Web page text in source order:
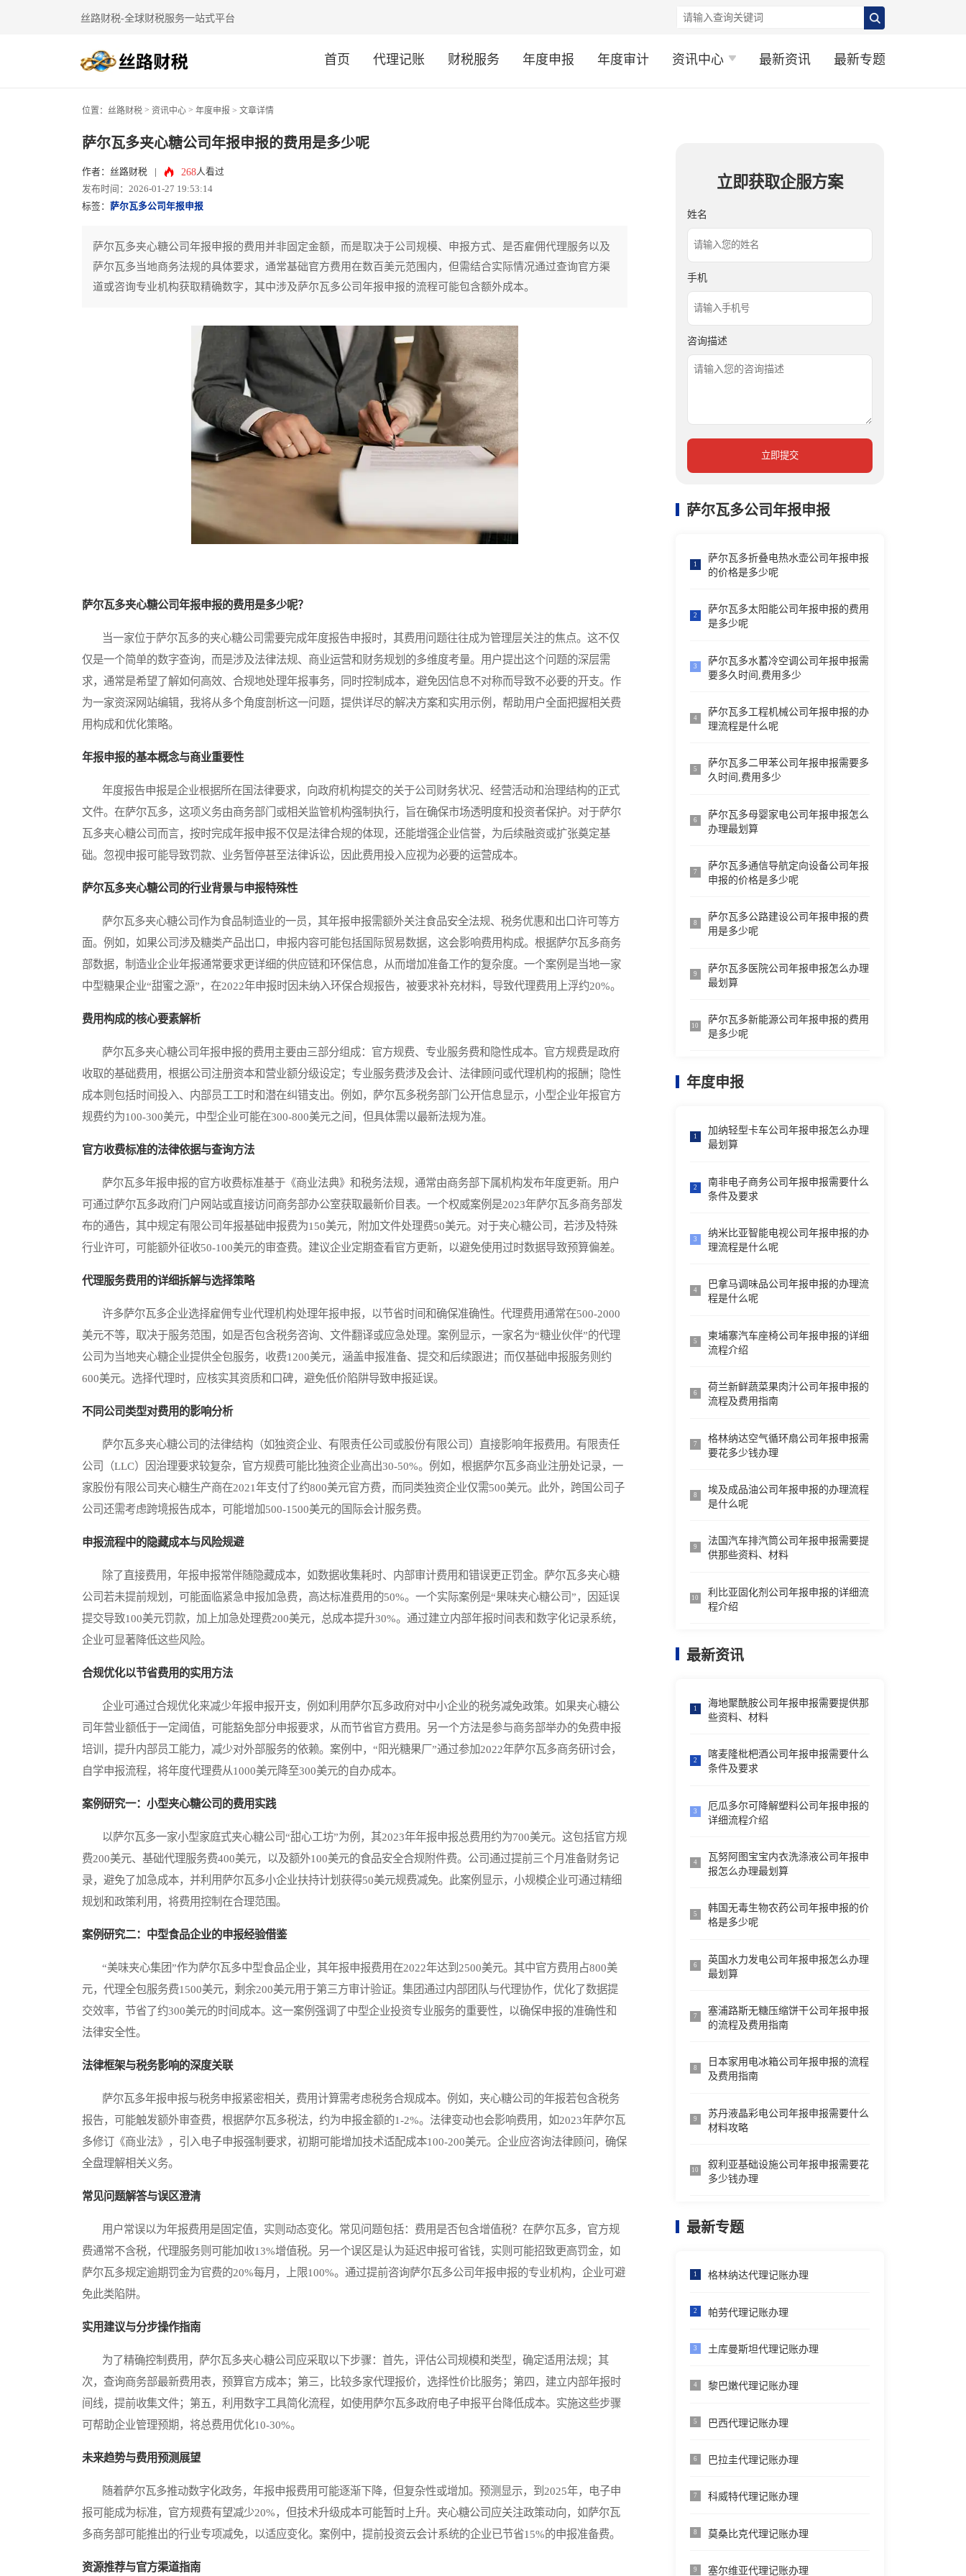
丝路财税-全球财税服务一站式平台
首页 代理记账 财税服务 年度申报 年度审计 资讯中心 最新资讯 最新专题
位置： 丝路财税 > 资讯中心 > 年度申报 > 文章详情
萨尔瓦多夹心糖公司年报申报的费用是多少呢
作者：丝路财税 268人看过
发布时间：2026-01-27 19:53:14
标签： 萨尔瓦多公司年报申报
萨尔瓦多夹心糖公司年报申报的费用并非固定金额，而是取决于公司规模、申报方式、是否雇佣代理服务以及
萨尔瓦多当地商务法规的具体要求，通常基础官方费用在数百美元范围内，但需结合实际情况通过查询官方渠
道或咨询专业机构获取精确数字，其中涉及萨尔瓦多公司年报申报的流程可能包含额外成本。
萨尔瓦多夹心糖公司年报申报的费用是多少呢？
当一家位于萨尔瓦多的夹心糖公司需要完成年度报告申报时，其费用问题往往成为管理层关注的焦点。这不仅
仅是一个简单的数字查询，而是涉及法律法规、商业运营和财务规划的多维度考量。用户提出这个问题的深层需
求，通常是希望了解如何高效、合规地处理年报事务，同时控制成本，避免因信息不对称而导致不必要的开支。作
为一家资深网站编辑，我将从多个角度剖析这一问题，提供详尽的解决方案和实用示例，帮助用户全面把握相关费
用构成和优化策略。
年报申报的基本概念与商业重要性
年度报告申报是企业根据所在国法律要求，向政府机构提交的关于公司财务状况、经营活动和治理结构的正式
文件。在萨尔瓦多，这项义务由商务部门或相关监管机构强制执行，旨在确保市场透明度和投资者保护。对于萨尔
瓦多夹心糖公司而言，按时完成年报申报不仅是法律合规的体现，还能增强企业信誉，为后续融资或扩张奠定基
础。忽视申报可能导致罚款、业务暂停甚至法律诉讼，因此费用投入应视为必要的运营成本。
萨尔瓦多夹心糖公司的行业背景与申报特殊性
萨尔瓦多夹心糖公司作为食品制造业的一员，其年报申报需额外关注食品安全法规、税务优惠和出口许可等方
面。例如，如果公司涉及糖类产品出口，申报内容可能包括国际贸易数据，这会影响费用构成。根据萨尔瓦多商务
部数据，制造业企业年报通常要求更详细的供应链和环保信息，从而增加准备工作的复杂度。一个案例是当地一家
中型糖果企业“甜蜜之源”，在2022年申报时因未纳入环保合规报告，被要求补充材料，导致代理费用上浮约20%。
费用构成的核心要素解析
萨尔瓦多夹心糖公司年报申报的费用主要由三部分组成：官方规费、专业服务费和隐性成本。官方规费是政府
收取的基础费用，根据公司注册资本和营业额分级设定；专业服务费涉及会计、法律顾问或代理机构的报酬；隐性
成本则包括时间投入、内部员工工时和潜在纠错支出。例如，萨尔瓦多税务部门公开信息显示，小型企业年报官方
规费约为100-300美元，中型企业可能在300-800美元之间，但具体需以最新法规为准。
官方收费标准的法律依据与查询方法
萨尔瓦多年报申报的官方收费标准基于《商业法典》和税务法规，通常由商务部下属机构发布年度更新。用户
可通过萨尔瓦多政府门户网站或直接访问商务部办公室获取最新价目表。一个权威案例是2023年萨尔瓦多商务部发
布的通告，其中规定有限公司年报基础申报费为150美元，附加文件处理费50美元。对于夹心糖公司，若涉及特殊
行业许可，可能额外征收50-100美元的审查费。建议企业定期查看官方更新，以避免使用过时数据导致预算偏差。
代理服务费用的详细拆解与选择策略
许多萨尔瓦多企业选择雇佣专业代理机构处理年报申报，以节省时间和确保准确性。代理费用通常在500-2000
美元不等，取决于服务范围，如是否包含税务咨询、文件翻译或应急处理。案例显示，一家名为“糖业伙伴”的代理
公司为当地夹心糖企业提供全包服务，收费1200美元，涵盖申报准备、提交和后续跟进；而仅基础申报服务则约
600美元。选择代理时，应核实其资质和口碑，避免低价陷阱导致申报延误。
不同公司类型对费用的影响分析
萨尔瓦多夹心糖公司的法律结构（如独资企业、有限责任公司或股份有限公司）直接影响年报费用。有限责任
公司（LLC）因治理要求较复杂，官方规费可能比独资企业高出30-50%。例如，根据萨尔瓦多商业注册处记录，一
家股份有限公司夹心糖生产商在2021年支付了约800美元官方费，而同类独资企业仅需500美元。此外，跨国公司子
公司还需考虑跨境报告成本，可能增加500-1500美元的国际会计服务费。
申报流程中的隐藏成本与风险规避
除了直接费用，年报申报常伴随隐藏成本，如数据收集耗时、内部审计费用和错误更正罚金。萨尔瓦多夹心糖
公司若未提前规划，可能面临紧急申报加急费，高达标准费用的50%。一个实际案例是“果味夹心糖公司”，因延误
提交导致100美元罚款，加上加急处理费200美元，总成本提升30%。通过建立内部年报时间表和数字化记录系统，
企业可显著降低这些风险。
合规优化以节省费用的实用方法
企业可通过合规优化来减少年报申报开支，例如利用萨尔瓦多政府对中小企业的税务减免政策。如果夹心糖公
司年营业额低于一定阈值，可能豁免部分申报要求，从而节省官方费用。另一个方法是参与商务部举办的免费申报
培训，提升内部员工能力，减少对外部服务的依赖。案例中，“阳光糖果厂”通过参加2022年萨尔瓦多商务研讨会，
自学申报流程，将年度代理费从1000美元降至300美元的自办成本。
案例研究一：小型夹心糖公司的费用实践
以萨尔瓦多一家小型家庭式夹心糖公司“甜心工坊”为例，其2023年年报申报总费用约为700美元。这包括官方规
费200美元、基础代理服务费400美元，以及额外100美元的食品安全合规附件费。公司通过提前三个月准备财务记
录，避免了加急成本，并利用萨尔瓦多小企业扶持计划获得50美元规费减免。此案例显示，小规模企业可通过精细
规划和政策利用，将费用控制在合理范围。
案例研究二：中型食品企业的申报经验借鉴
“美味夹心集团”作为萨尔瓦多中型食品企业，其年报申报费用在2022年达到2500美元。其中官方费用占800美
元，代理全包服务费1500美元，剩余200美元用于第三方审计验证。集团通过内部团队与代理协作，优化了数据提
交效率，节省了约300美元的时间成本。这一案例强调了中型企业投资专业服务的重要性，以确保申报的准确性和
法律安全性。
法律框架与税务影响的深度关联
萨尔瓦多年报申报与税务申报紧密相关，费用计算需考虑税务合规成本。例如，夹心糖公司的年报若包含税务
报告，可能触发额外审查费，根据萨尔瓦多税法，约为申报金额的1-2%。法律变动也会影响费用，如2023年萨尔瓦
多修订《商业法》，引入电子申报强制要求，初期可能增加技术适配成本100-200美元。企业应咨询法律顾问，确保
全盘理解相关义务。
常见问题解答与误区澄清
用户常误以为年报费用是固定值，实则动态变化。常见问题包括：费用是否包含增值税？在萨尔瓦多，官方规
费通常不含税，代理服务则可能加收13%增值税。另一个误区是认为延迟申报可省钱，实则可能招致更高罚金，如
萨尔瓦多规定逾期罚金为官费的20%每月，上限100%。通过提前咨询萨尔瓦多公司年报申报的专业机构，企业可避
免此类陷阱。
实用建议与分步操作指南
为了精确控制费用，萨尔瓦多夹心糖公司应采取以下步骤：首先，评估公司规模和类型，确定适用法规；其
次，查询商务部最新费用表，预算官方成本；第三，比较多家代理报价，选择性价比服务；第四，建立内部年报时
间线，提前收集文件；第五，利用数字工具简化流程，如使用萨尔瓦多政府电子申报平台降低成本。实施这些步骤
可帮助企业管理预期，将总费用优化10-30%。
未来趋势与费用预测展望
随着萨尔瓦多推动数字化政务，年报申报费用可能逐渐下降，但复杂性或增加。预测显示，到2025年，电子申
报可能成为标准，官方规费有望减少20%，但技术升级成本可能暂时上升。夹心糖公司应关注政策动向，如萨尔瓦
多商务部可能推出的行业专项减免，以适应变化。案例中，提前投资云会计系统的企业已节省15%的申报准备费。
资源推荐与官方渠道指南
立即获取企服方案
姓名
手机
咨询描述
立即提交
萨尔瓦多公司年报申报
1
萨尔瓦多折叠电热水壶公司年报申报
的价格是多少呢
2
萨尔瓦多太阳能公司年报申报的费用
是多少呢
3
萨尔瓦多水蓄冷空调公司年报申报需
要多久时间,费用多少
4
萨尔瓦多工程机械公司年报申报的办
理流程是什么呢
5
萨尔瓦多二甲苯公司年报申报需要多
久时间,费用多少
6
萨尔瓦多母婴家电公司年报申报怎么
办理最划算
7
萨尔瓦多通信导航定向设备公司年报
申报的价格是多少呢
8
萨尔瓦多公路建设公司年报申报的费
用是多少呢
9
萨尔瓦多医院公司年报申报怎么办理
最划算
10
萨尔瓦多新能源公司年报申报的费用
是多少呢
年度申报
1
加纳轻型卡车公司年报申报怎么办理
最划算
2
南非电子商务公司年报申报需要什么
条件及要求
3
纳米比亚智能电视公司年报申报的办
理流程是什么呢
4
巴拿马调味品公司年报申报的办理流
程是什么呢
5
柬埔寨汽车座椅公司年报申报的详细
流程介绍
6
荷兰新鲜蔬菜果肉汁公司年报申报的
流程及费用指南
7
格林纳达空气循环扇公司年报申报需
要花多少钱办理
8
埃及成品油公司年报申报的办理流程
是什么呢
9
法国汽车排汽筒公司年报申报需要提
供那些资料、材料
10
利比亚固化剂公司年报申报的详细流
程介绍
最新资讯
1
海地聚酰胺公司年报申报需要提供那
些资料、材料
2
喀麦隆枇杷酒公司年报申报需要什么
条件及要求
3
厄瓜多尔可降解塑料公司年报申报的
详细流程介绍
4
瓦努阿图宝宝内衣洗涤液公司年报申
报怎么办理最划算
5
韩国无毒生物农药公司年报申报的价
格是多少呢
6
英国水力发电公司年报申报怎么办理
最划算
7
塞浦路斯无糖压缩饼干公司年报申报
的流程及费用指南
8
日本家用电冰箱公司年报申报的流程
及费用指南
9
苏丹液晶彩电公司年报申报需要什么
材料攻略
10
叙利亚基础设施公司年报申报需要花
多少钱办理
最新专题
1 格林纳达代理记账办理
2 帕劳代理记账办理
3 土库曼斯坦代理记账办理
4 黎巴嫩代理记账办理
5 巴西代理记账办理
6 巴拉圭代理记账办理
7 科威特代理记账办理
8 莫桑比克代理记账办理
9 塞尔维亚代理记账办理